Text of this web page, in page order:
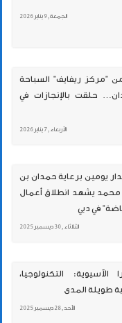
الجمعة , 9 يناير 2026
"مركز ريفايف" السباحة
حلقت بالإنجازات في
الأربعاء , 7 يناير 2026
يومين برعاية حمدان بن
يشهد انطلاق أعمال
في دبي
الثلاثاء , 30 ديسمبر 2025
التكنولوجيا،
طويلة المدى
الأحد , 28 ديسمبر 2025